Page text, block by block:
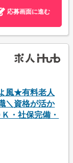
応募画面に進む
風★有料老人
＼資格が活か
・社保完備・